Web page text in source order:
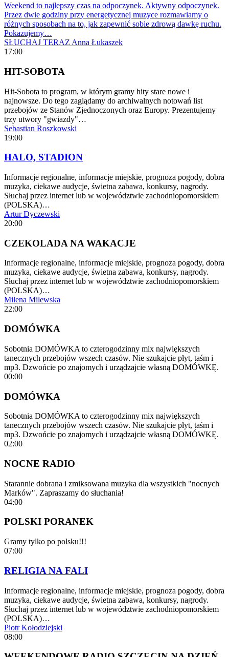
Weekend to najlepszy czas na odpoczynek. Aktywny odpoczynek.
Przez dwie godziny przy energetycznej muzyce rozmawiamy o
różnych sposobach na to, jak zapewnić sobie zdrową dawkę ruchu.
Pokazujemy…
SŁUCHAJ TERAZ Anna Łukaszek
17:00
HIT-SOBOTA
Hit-Sobota to program, w którym gramy hity stare nowe i
najnowsze. Do tego zaglądamy do archiwalnych notowań list
przebojów ze Stanów Zjednoczonych oraz Europy. Prezentujemy
trzy utwory "gwiazdy"…
Sebastian Roszkowski
19:00
HALO, STADION
Informacje regionalne, informacje miejskie, prognoza pogody, dobra
muzyka, ciekawe audycje, świetna zabawa, konkursy, nagrody.
Słuchaj przez internet lub w województwie zachodniopomorskiem
(POLSKA)…
Artur Dyczewski
20:00
CZEKOLADA NA WAKACJE
Informacje regionalne, informacje miejskie, prognoza pogody, dobra
muzyka, ciekawe audycje, świetna zabawa, konkursy, nagrody.
Słuchaj przez internet lub w województwie zachodniopomorskiem
(POLSKA)…
Milena Milewska
22:00
DOMÓWKA
Sobotnia DOMÓWKA to czterogodzinny mix największych
tanecznych przebojów wszech czasów. Nie szukajcie płyt, taśm i
mp3. Dzwońcie po znajomych i urządzajcie własną DOMÓWKĘ.
00:00
DOMÓWKA
Sobotnia DOMÓWKA to czterogodzinny mix największych
tanecznych przebojów wszech czasów. Nie szukajcie płyt, taśm i
mp3. Dzwońcie po znajomych i urządzajcie własną DOMÓWKĘ.
02:00
NOCNE RADIO
Starannie dobrana i zmiksowana muzyka dla wszystkich "nocnych
Marków". Zapraszamy do słuchania!
04:00
POLSKI PORANEK
Gramy tylko po polsku!!!
07:00
RELIGIA NA FALI
Informacje regionalne, informacje miejskie, prognoza pogody, dobra
muzyka, ciekawe audycje, świetna zabawa, konkursy, nagrody.
Słuchaj przez internet lub w województwie zachodniopomorskiem
(POLSKA)…
Piotr Kołodziejski
08:00